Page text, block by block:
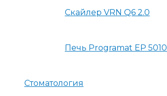
Скайлер VRN Q6 2.0
Печь Programat EP 5010
Стоматология